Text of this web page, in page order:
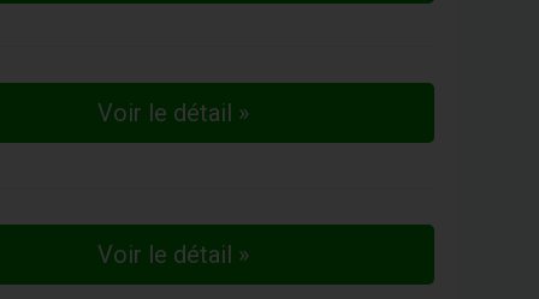
Voir le détail »
Voir le détail »